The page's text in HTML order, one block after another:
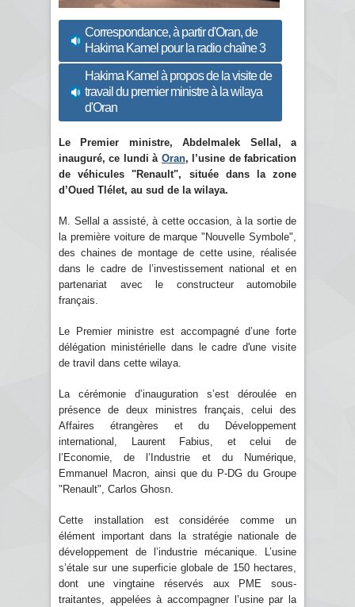
Correspondance, à partir d'Oran, de
Hakima Kamel pour la radio chaîne 3
Hakima Kamel à propos de la visite de
travail du premier ministre à la wilaya
d'Oran
Le Premier ministre, Abdelmalek Sellal, a
inauguré, ce lundi à Oran, l’usine de fabrication
de véhicules "Renault", située dans la zone
d’Oued Tlélet, au sud de la wilaya.
M. Sellal a assisté, à cette occasion, à la sortie de
la première voiture de marque "Nouvelle Symbole",
des chaines de montage de cette usine, réalisée
dans le cadre de l’investissement national et en
partenariat avec le constructeur automobile
français.
Le Premier ministre est accompagné d’une forte
délégation ministérielle dans le cadre d'une visite
de travil dans cette wilaya.
La cérémonie d’inauguration s’est déroulée en
présence de deux ministres français, celui des
Affaires étrangères et du Développement
international, Laurent Fabius, et celui de
l’Economie, de l’Industrie et du Numérique,
Emmanuel Macron, ainsi que du P-DG du Groupe
"Renault", Carlos Ghosn.
Cette installation est considérée comme un
élément important dans la stratégie nationale de
développement de l’industrie mécanique. L’usine
s’étale sur une superficie globale de 150 hectares,
dont une vingtaine réservés aux PME sous-
traitantes, appelées à accompagner l’usine par la